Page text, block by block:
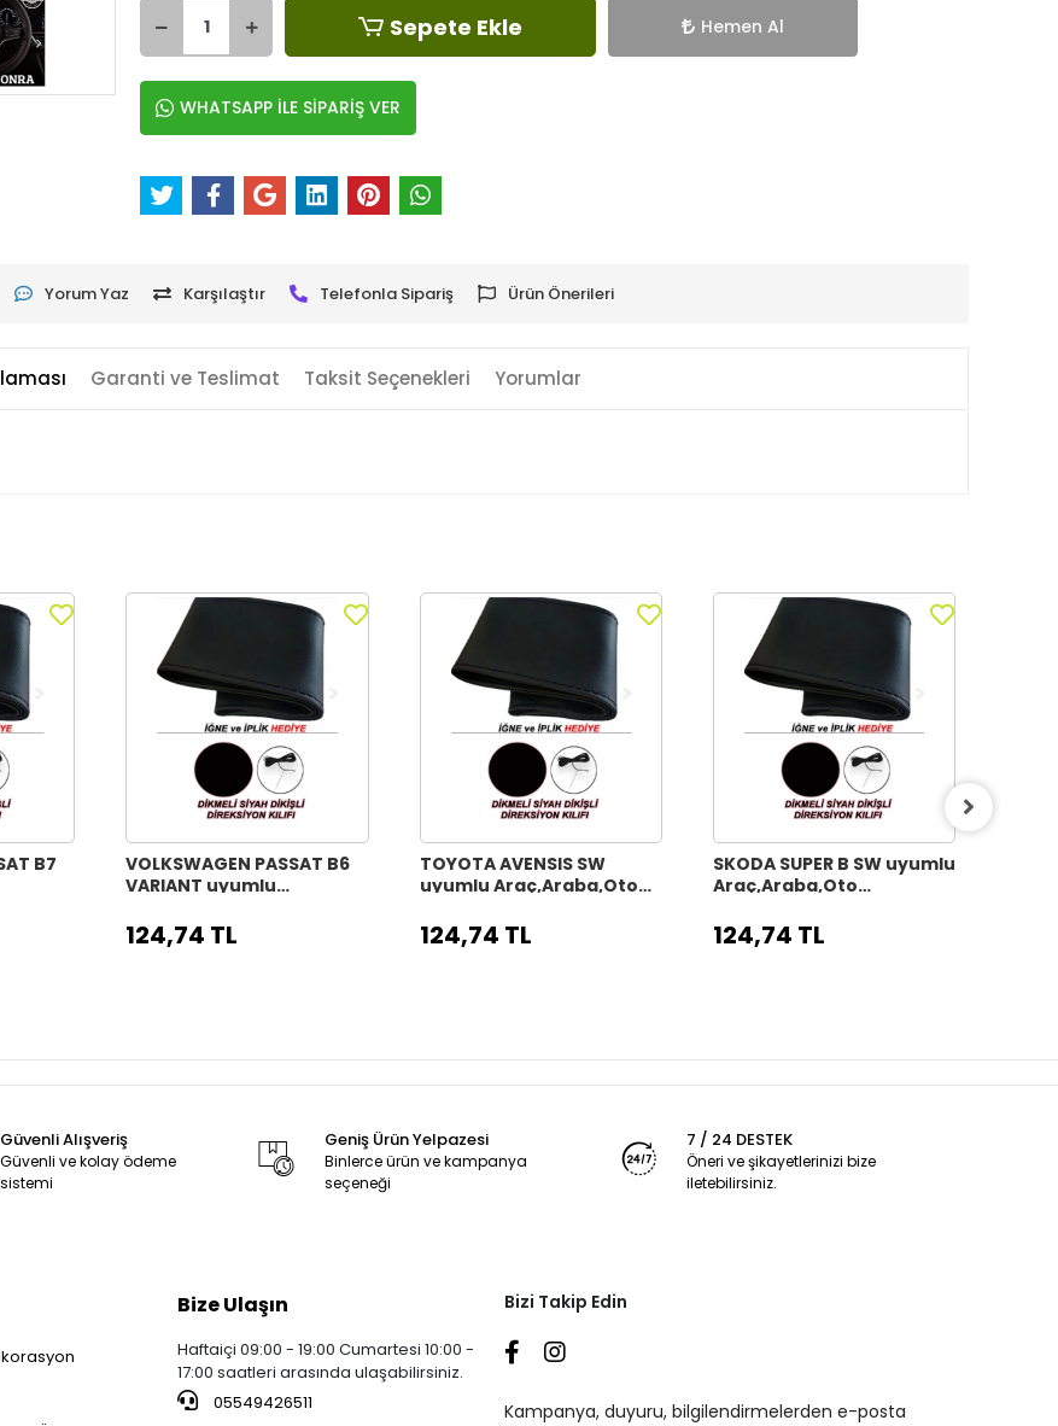
Sepete Ekle Hemen Al
WHATSAPP İLE SİPARİŞ VER
Yorum Yaz Karşılaştır Telefonla Sipariş Ürün Önerileri
Garanti ve Teslimat Taksit Seçenekleri Yorumlar
B7
dikiş
VOLKSWAGEN PASSAT B6
VARIANT uyumlu
direksiyon kılıfı siyah dikiş
124,74 TL
TOYOTA AVENSIS SW
uyumlu Araç,Araba,Oto
124,74 TL
SKODA SUPER B SW uyumlu
Araç,Araba,Oto
124,74 TL
Güvenli Alışveriş
Güvenli ve kolay ödeme
sistemi
Geniş Ürün Yelpazesi
Binlerce ürün ve kampanya
seçeneği
7 / 24 DESTEK
Öneri ve şikayetlerinizi bize
iletebilirsiniz.
Bize Ulaşın
Haftaiçi 09:00 - 19:00 Cumartesi 10:00 -
17:00 saatleri arasında ulaşabilirsiniz.
05549426511
Bizi Takip Edin
Kampanya, duyuru, bilgilendirmelerden e-posta